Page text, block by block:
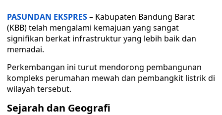
PASUNDAN EKSPRES– Kabupaten Bandung Barat
(KBB) telah mengalami kemajuan yang sangat
signifikan berkat infrastruktur yang lebih baik dan
memadai.
Perkembangan ini turut mendorong pembangunan
kompleks perumahan mewah dan pembangkit listrik di
wilayah tersebut.
Sejarah dan Geografi